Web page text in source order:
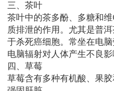
三、茶叶
茶叶中的茶多酚、多糖和
质排泄的作用。尤其是普
于杀死癌细胞。常坐在电
电脑辐射对人体产生不良影
四、草莓
草莓含有多种有机酸、果